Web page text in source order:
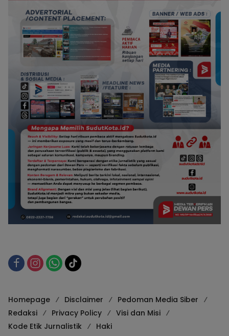
Homepage Disclaimer
Pedoman Media Siber
Redaksi
Privacy Policy
Visi dan Misi
Kode Etik Jurnalistik
Haki